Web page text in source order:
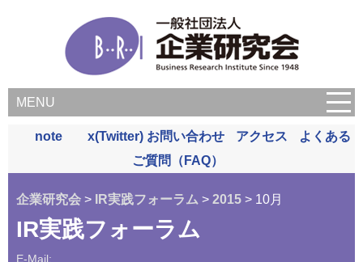
MENU
note x(Twitter) お問い合わせ アクセス
よくある
ご質問（FAQ）
企業研究会 > IR実践フォーラム > 2015 > 10月
IR実践フォーラム
E-Mail: